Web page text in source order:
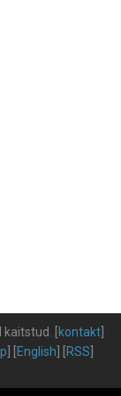
kaitstud kontakt
English RSS